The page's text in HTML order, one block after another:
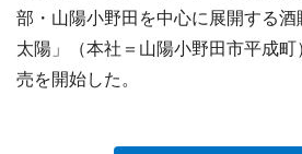
部・山陽小野田を中心に展開する
太陽」（本社＝山陽小野田市平成
売を開始した。